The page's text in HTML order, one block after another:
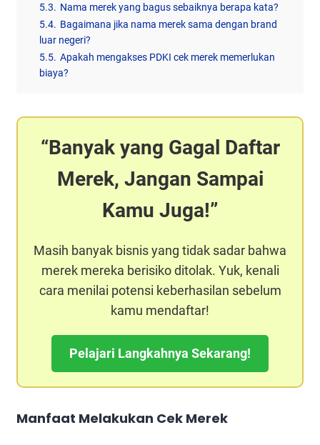
5.3. Nama merek yang bagus sebaiknya berapa kata?
5.4. Bagaimana jika nama merek sama dengan brand
luar negeri?
5.5. Apakah mengakses PDKI cek merek memerlukan
biaya?
Banyak yang Gagal Daftar
Merek, Jangan Sampai
Kamu Juga!
Masih banyak bisnis yang tidak sadar bahwa
merek mereka berisiko ditolak. Yuk, kenali
cara menilai potensi keberhasilan sebelum
kamu mendaftar!
Pelajari Langkahnya Sekarang!
Manfaat Melakukan Cek Merek